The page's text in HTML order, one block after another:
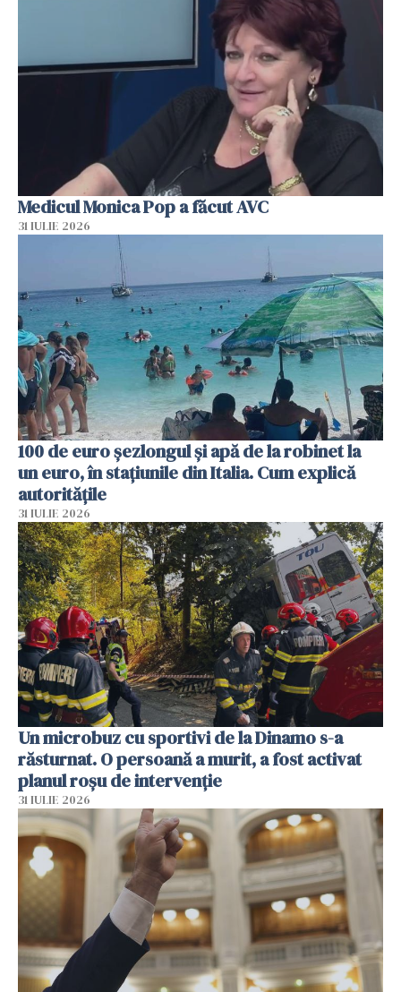
Medicul Monica Pop a făcut AVC
31 IULIE 2026
100 de euro șezlongul și apă de la robinet la
un euro, în stațiunile din Italia. Cum explică
autoritățile
31 IULIE 2026
Un microbuz cu sportivi de la Dinamo s-a
răsturnat. O persoană a murit, a fost activat
planul roșu de intervenție
31 IULIE 2026